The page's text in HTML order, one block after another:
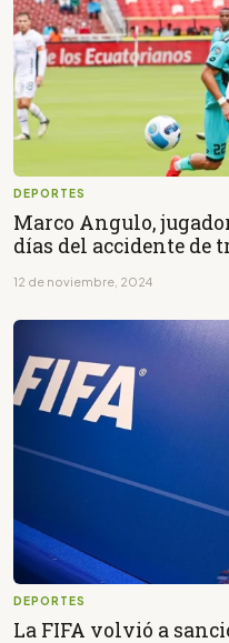
DEPORTES
Marco Angulo,
días del accidente de
12 de noviembre, 2024
DEPORTES
La FIFA volvió a